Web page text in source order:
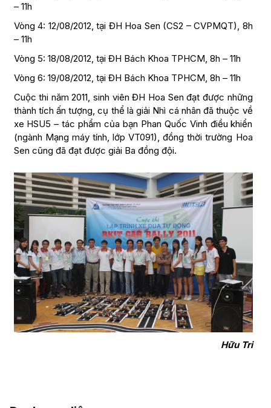
– 11h
Vòng 4: 12/08/2012, tại ĐH Hoa Sen (CS2 – CVPMQT), 8h
– 11h
Vòng 5: 18/08/2012, tại ĐH Bách Khoa TPHCM, 8h – 11h
Vòng 6: 19/08/2012, tại ĐH Bách Khoa TPHCM, 8h – 11h
Cuộc thi năm 2011, sinh viên ĐH Hoa Sen đạt được những
thành tích ấn tượng, cụ thể là giải Nhì cá nhân đã thuộc về
xe HSU5 – tác phẩm của bạn Phan Quốc Vinh điều khiển
(ngành Mạng máy tính, lớp VT091), đồng thời trường Hoa
Sen cũng đã đạt được giải Ba đồng đội.
Hữu Tri